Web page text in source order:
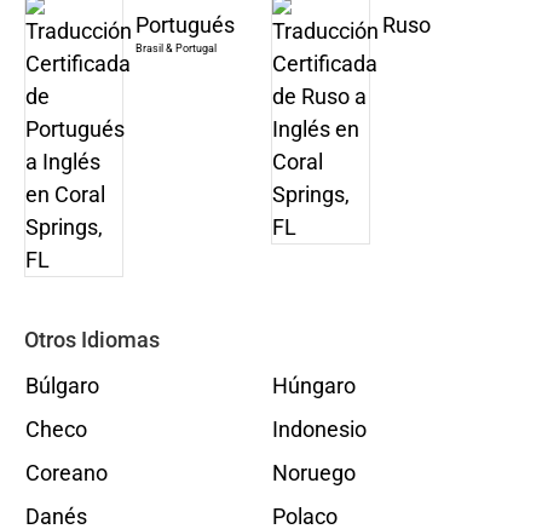
Portugués
Brasil & Portugal
Ruso
Otros Idiomas
Búlgaro
Checo
Coreano
Danés
Húngaro
Indonesio
Noruego
Polaco